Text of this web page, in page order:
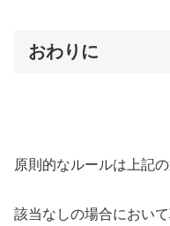
おわりに
原則的なルールは上記の
該当なしの場合におい